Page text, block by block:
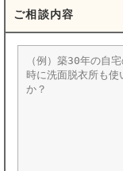
ご相談内容